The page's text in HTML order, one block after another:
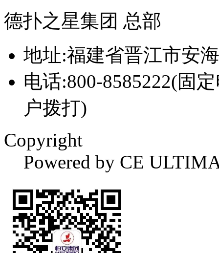
德扑之星集团 总部
地址:福建省晋江市安
电话:800-8585222(固
户拨打)
Copyright
Powered by CE